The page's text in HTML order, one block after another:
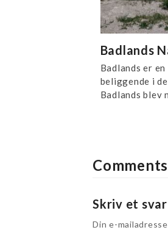
Badlands
Badlands er
beliggende i
Badlands blev
Skriv et svar
Din e-